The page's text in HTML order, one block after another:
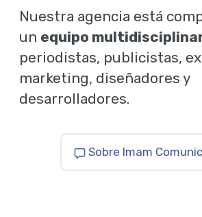
Nuestra agencia está
un equipo
periodistas, publicistas,
marketing, diseñadores y
desarrolladores.
Sobre Imam